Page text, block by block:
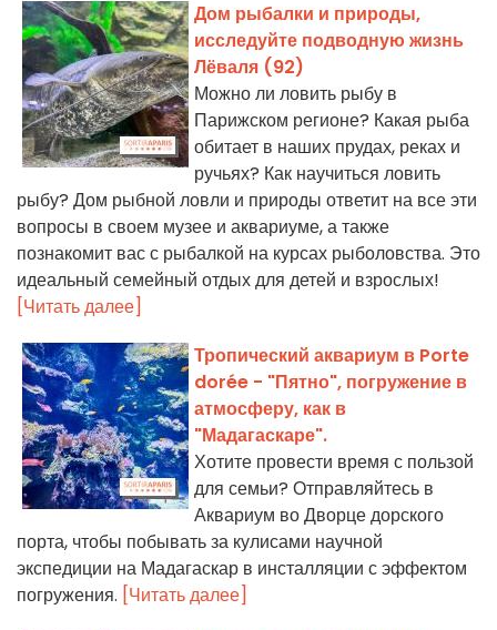
Дом рыбалки и природы,
исследуйте подводную жизнь
Лёваля (92)
Можно ли ловить рыбу в
Парижском регионе? Какая рыба
обитает в наших прудах, реках и
ручьях? Как научиться ловить
рыбу? Дом рыбной ловли и природы ответит на все эти
вопросы в своем музее и аквариуме, а также
познакомит вас с рыбалкой на курсах рыболовства. Это
идеальный семейный отдых для детей и взрослых!
[Читать далее]
Тропический аквариум в Porte
dorée - "Пятно", погружение в
атмосферу, как в
"Мадагаскаре".
Хотите провести время с пользой
для семьи? Отправляйтесь в
Аквариум во Дворце дорского
порта, чтобы побывать за кулисами научной
экспедиции на Мадагаскар в инсталляции с эффектом
погружения. [Читать далее]